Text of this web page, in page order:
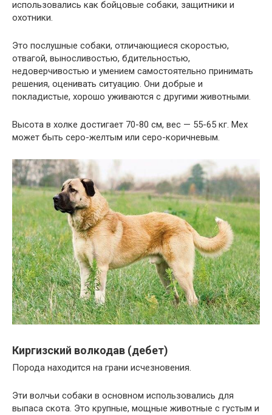
использовались как бойцовые собаки, защитники и
охотники.
Это послушные собаки, отличающиеся скоростью,
отвагой, выносливостью, бдительностью,
недоверчивостью и умением самостоятельно принимать
решения, оценивать ситуацию. Они добрые и
покладистые, хорошо уживаются с другими животными.
Высота в холке достигает 70-80 см, вес — 55-65 кг. Мех
может быть серо-желтым или серо-коричневым.
Киргизский волкодав (дебет)
Порода находится на грани исчезновения.
Эти волчьи собаки в основном использовались для
выпаса скота. Это крупные, мощные животные с густым и